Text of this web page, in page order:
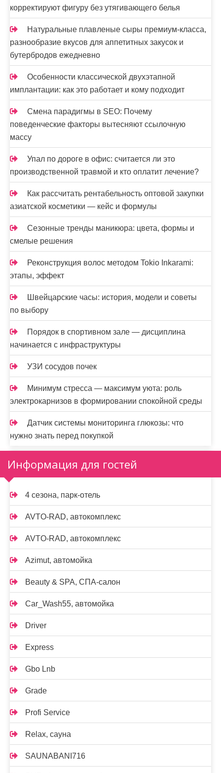
корректируют фигуру без утягивающего белья
Натуральные плавленые сыры премиум-класса,
разнообразие вкусов для аппетитных закусок и
бутербродов ежедневно
Особенности классической двухэтапной
имплантации: как это работает и кому подходит
Смена парадигмы в SEO: Почему
поведенческие факторы вытесняют ссылочную
массу
Упал по дороге в офис: считается ли это
производственной травмой и кто оплатит лечение?
Как рассчитать рентабельность оптовой закупки
азиатской косметики — кейс и формулы
Сезонные тренды маникюра: цвета, формы и
смелые решения
Реконструкция волос методом Tokio Inkarami:
этапы, эффект
Швейцарские часы: история, модели и советы
по выбору
Порядок в спортивном зале — дисциплина
начинается с инфраструктуры
УЗИ сосудов почек
Минимум стресса — максимум уюта: роль
электрокарнизов в формировании спокойной среды
Датчик системы мониторинга глюкозы: что
нужно знать перед покупкой
Информация для гостей
4 сезона, парк-отель
AVTO-RAD, автокомплекс
AVTO-RAD, автокомплекс
Azimut, автомойка
Beauty & SPA, СПА-салон
Car_Wash55, автомойка
Driver
Express
Gbo Lnb
Grade
Profi Service
Relax, сауна
SAUNABANI716